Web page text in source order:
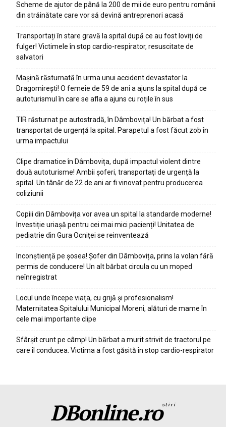
Scheme de ajutor de până la 200 de mii de euro pentru românii
din străinătate care vor să devină antreprenori acasă
Transportați în stare gravă la spital după ce au fost loviți de
fulger! Victimele în stop cardio-respirator, resuscitate de
salvatori
Mașină răsturnată în urma unui accident devastator la
Dragomirești! O femeie de 59 de ani a ajuns la spital după ce
autoturismul în care se afla a ajuns cu roțile în sus
TIR răsturnat pe autostradă, în Dâmbovița! Un bărbat a fost
transportat de urgență la spital. Parapetul a fost făcut zob în
urma impactului
Clipe dramatice în Dâmbovița, după impactul violent dintre
două autoturisme! Ambii șoferi, transportați de urgență la
spital. Un tânăr de 22 de ani ar fi vinovat pentru producerea
coliziunii
Copiii din Dâmbovița vor avea un spital la standarde moderne!
Investiție uriașă pentru cei mai mici pacienți! Unitatea de
pediatrie din Gura Ocniței se reinventează
Inconștiență pe șosea! Șofer din Dâmbovița, prins la volan fără
permis de conducere! Un alt bărbat circula cu un moped
neînregistrat
Locul unde începe viața, cu grijă și profesionalism!
Maternitatea Spitalului Municipal Moreni, alături de mame în
cele mai importante clipe
Sfârșit crunt pe câmp! Un bărbat a murit strivit de tractorul pe
care îl conducea. Victima a fost găsită în stop cardio-respirator
DBonline.rostiri